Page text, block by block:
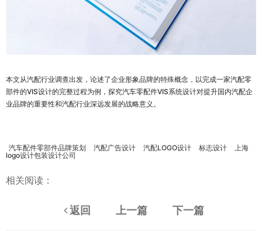
本文从汽配行业调查出发，论述了企业形象品牌的特殊概念，以完成一家汽配零
部件的VIS设计的完整过程为例，探究汽车零配件VIS系统设计对提升国内汽配企
业品牌的重要性和汽配行业深远发展的战略意义。
汽车配件零部件品牌策划 汽配广告设计 汽配LOGO设计 标志设计
上海
logo设计包装设计公司
相关阅读：
返回 上一篇 下一篇